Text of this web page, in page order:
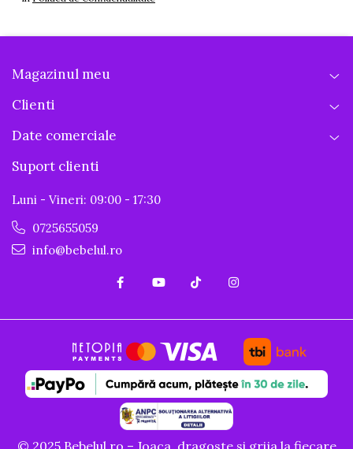
Magazinul meu
Clienti
Date comerciale
Suport clienti
Luni - Vineri: 09:00 - 17:30
0725655059
info@bebelul.ro